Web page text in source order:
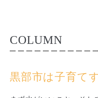
COLUMN
黒部市は子育て